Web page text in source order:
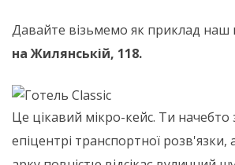
Давайте візьмемо як приклад наш
на Жилянській, 118.
Це цікавий мікро-кейс. Ти
епіцентрі транспортної розв'язки,